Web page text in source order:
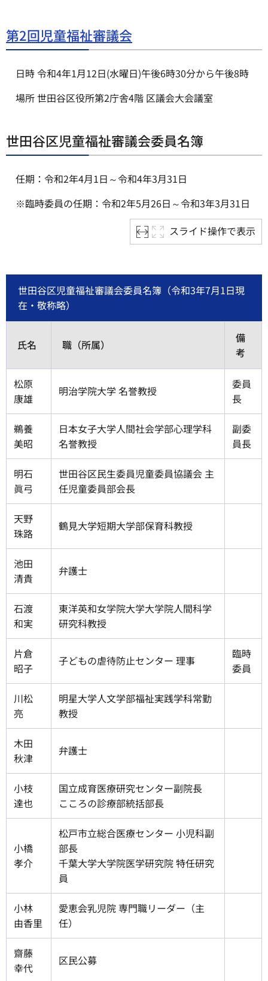
第2回児童福祉審議会
日時 令和4年1月12日(水曜日)午後6時30分から午後8時
場所 世田谷区役所第2庁舎4階 区議会大会議室
世田谷区児童福祉審議会委員名簿
任期：令和2年4月1日～令和4年3月31日
※臨時委員の任期：令和2年5月26日～令和3年3月31日
スライド操作で表示
世田谷区児童福祉審議会委員名簿（令和3年7月1日現
在・敬称略）
氏名 職（所属）
備
考
松原
康雄
明治学院大学 名誉教授
委員
長
鵜養
美昭
日本女子大学人間社会学部心理学科
名誉教授
副委
員長
明石
眞弓
世田谷区民生委員児童委員協議会 主
任児童委員部会長
天野
珠路
鶴見大学短期大学部保育科教授
池田
清貴
弁護士
石渡
和実
東洋英和女学院大学大学院人間科学
研究科教授
片倉
昭子
子どもの虐待防止センター 理事
臨時
委員
川松
亮
明星大学人文学部福祉実践学科常勤
教授
木田
秋津
弁護士
小枝
達也
国立成育医療研究センター副院長
こころの診療部統括部長
小橋
孝介
松戸市立総合医療センター 小児科副
部長
千葉大学大学院医学研究院 特任研究
員
小林
由香里
愛恵会乳児院 専門職リーダー（主
任）
齋藤
幸代
区民公募